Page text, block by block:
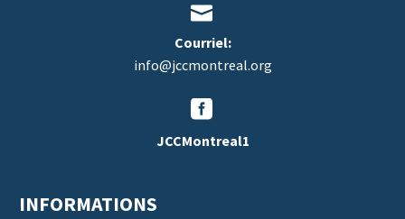


Courriel:
info@jccmontreal.org


JCCMontreal1
INFORMATIONS